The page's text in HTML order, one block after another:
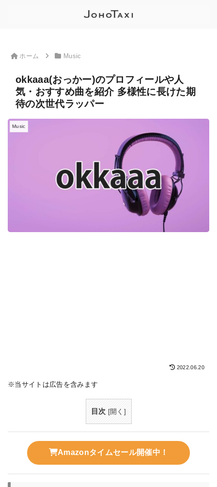
ホーム Music
okkaaa(おっかー)のプロフィールや人
気・おすすめ曲を紹介 多様性に長けた期
待の次世代ラッパー
Music
2022.06.20
※当サイトは広告を含みます
目次 [開く ]
Amazonタイムセール開催中！